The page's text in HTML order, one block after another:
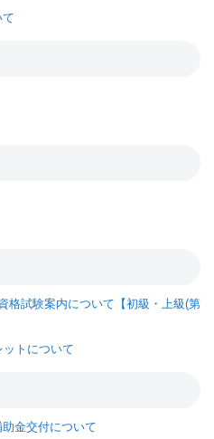
格試験案内について【初級・上級(第
トについて
金交付について